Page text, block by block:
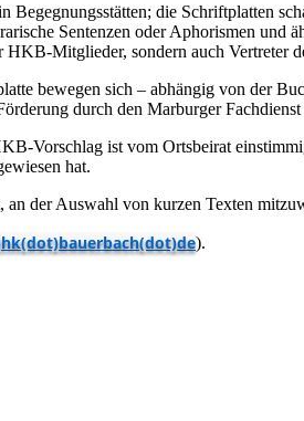
Begegnungsstätten; die Schriftplatten
Sentenzen oder Aphorismen und
Mitglieder, sondern auch Vertreter
bewegen sich – abhängig von der
durch den Marburger
Vorschlag ist vom Ortsbeirat
hat.
an der Auswahl von kurzen Texten
).